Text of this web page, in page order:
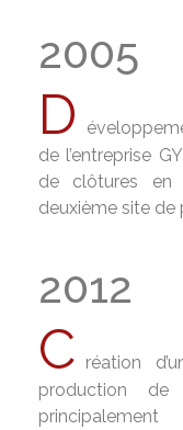
2005
D
de l’entreprise
de clôtures en
deuxième site de
2012
C réation
production de